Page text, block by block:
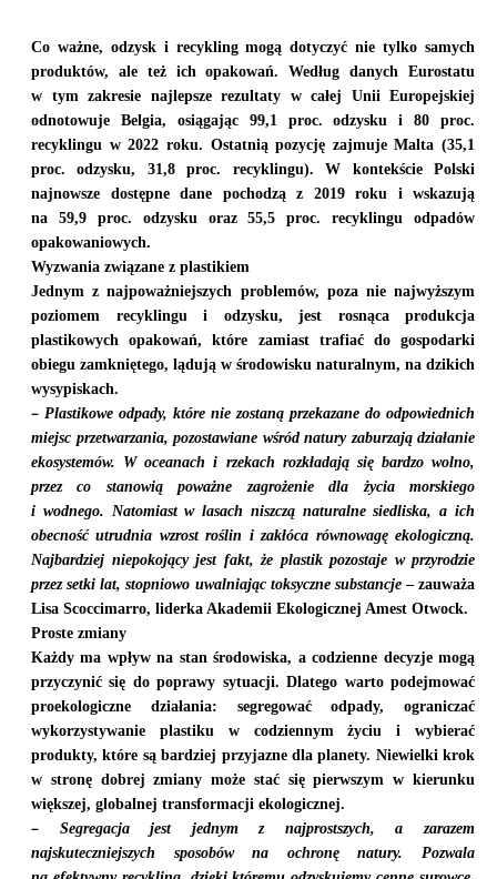
Co ważne, odzysk i recykling mogą dotyczyć nie tylko samych
produktów, ale też ich opakowań. Według danych Eurostatu
w tym zakresie najlepsze rezultaty w całej Unii Europejskiej
odnotowuje Belgia, osiągając 99,1 proc. odzysku i 80 proc.
recyklingu w 2022 roku. Ostatnią pozycję zajmuje Malta (35,1
proc. odzysku, 31,8 proc. recyklingu). W kontekście Polski
najnowsze dostępne dane pochodzą z 2019 roku i wskazują
na 59,9 proc. odzysku oraz 55,5 proc. recyklingu odpadów
opakowaniowych.
Wyzwania związane z plastikiem
Jednym z najpoważniejszych problemów, poza nie najwyższym
poziomem recyklingu i odzysku, jest rosnąca produkcja
plastikowych opakowań, które zamiast trafiać do gospodarki
obiegu zamkniętego, lądują w środowisku naturalnym, na dzikich
wysypiskach.
– Plastikowe odpady, które nie zostaną przekazane do odpowiednich
miejsc przetwarzania, pozostawiane wśród natury zaburzajądziałanie
ekosystemów. W oceanach i rzekach rozkładają się bardzo wolno,
przez co stanowią poważne zagrożenie dla życia morskiego
i wodnego. Natomiast w lasach niszczą naturalne siedliska, a ich
obecność utrudnia wzrost roślin izakłóca równowagę ekologiczną.
Najbardziej niepokojący jest fakt, że plastik pozostaje w przyrodzie
przez setki lat, stopniowo uwalniając toksyczne substancje – zauważa
Lisa Scoccimarro, liderka Akademii Ekologicznej Amest Otwock.
Proste zmiany
Każdy ma wpływ na stan środowiska, a codzienne decyzje mogą
przyczynić się do poprawy sytuacji. Dlatego warto podejmować
proekologiczne działania: segregować odpady, ograniczać
wykorzystywanie plastiku w codziennym życiu i wybierać
produkty, które są bardziej przyjazne dla planety. Niewielki krok
w stronę dobrej zmiany może stać się pierwszym w kierunku
większej, globalnej transformacji ekologicznej.
– Segregacjajest jednym z najprostszych, a zarazem
najskuteczniejszych sposobów na ochronę natury. Pozwala